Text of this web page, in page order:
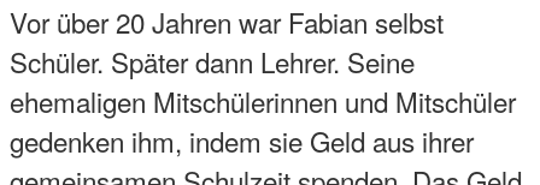
Vor über 20 Jahren war Fabian selbst
Schüler. Später dann Lehrer. Seine
ehemaligen Mitschülerinnen und Mitschüler
gedenken ihm, indem sie Geld aus ihrer